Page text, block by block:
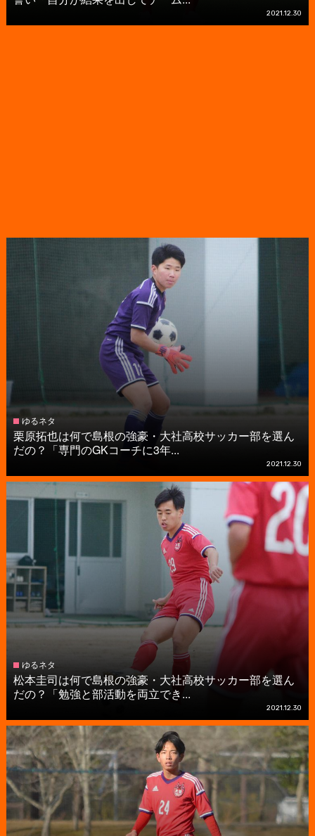
2021.12.30
ゆるネタ
栗原拓也は何で島根の強豪・大社高校サッカー部を選ん
だの？「専門のGKコーチに3年...
2021.12.30
ゆるネタ
松本圭司は何で島根の強豪・大社高校サッカー部を選ん
だの？「勉強と部活動を両立でき...
2021.12.30